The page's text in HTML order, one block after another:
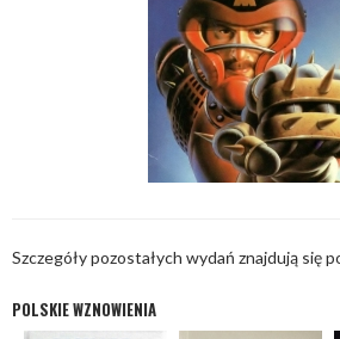
Szczegóły pozostałych wydań znajdują się
POLSKIE WZNOWIENIA